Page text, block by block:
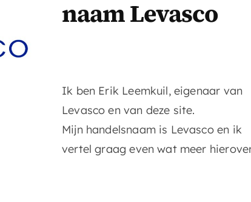
naam Levasco
Ik ben Erik Leemkuil, eigenaar van
Levasco en van deze site.
Mijn handelsnaam is Levasco en ik
vertel graag even wat meer